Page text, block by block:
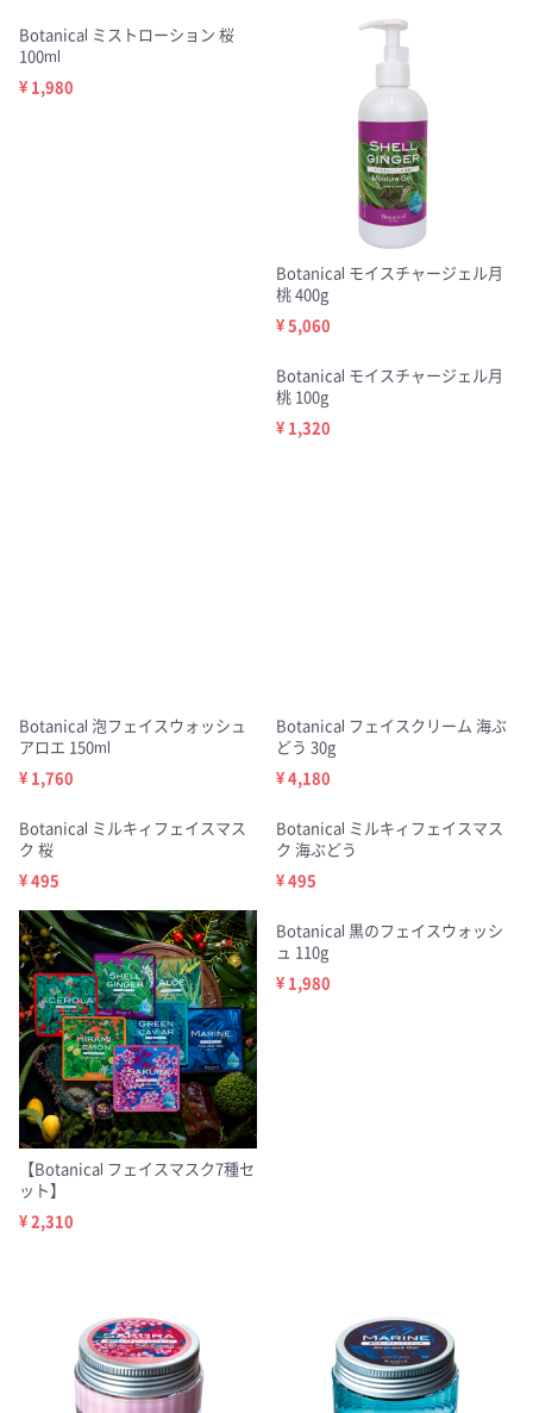
Botanical ミストローション 桜
100ml
¥ 1,980
Botanical モイスチャージェル月
桃 400g
¥ 5,060
Botanical モイスチャージェル月
桃 100g
¥ 1,320
Botanical 泡フェイスウォッシュ
アロエ 150ml
¥ 1,760
Botanical フェイスクリーム 海ぶ
どう 30g
¥ 4,180
Botanical ミルキィフェイスマス
ク 桜
¥ 495
Botanical ミルキィフェイスマス
ク 海ぶどう
¥ 495
【Botanical フェイスマスク7種セ
ット】
¥ 2,310
Botanical 黒のフェイスウォッシ
ュ 110g
¥ 1,980